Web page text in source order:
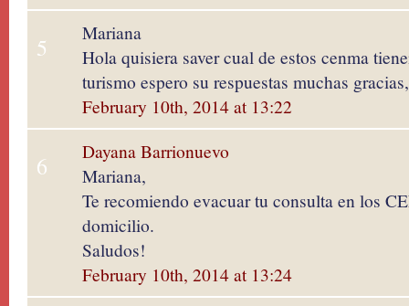
5
Mariana
Hola quisiera saver cual de estos cenma
turismo espero su respuestas muchas
February 10th, 2014 at 13:22
6
Dayana Barrionuevo
Mariana,
Te recomiendo evacuar tu consulta en los
domicilio.
Saludos!
February 10th, 2014 at 13:24